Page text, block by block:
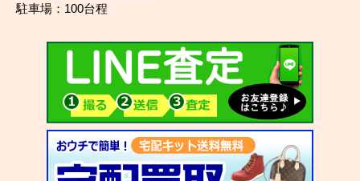
駐車場：100台程